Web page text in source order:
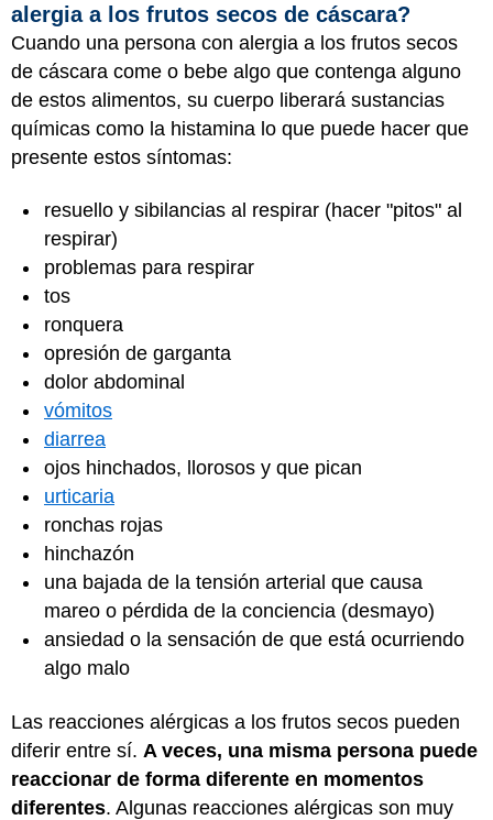
alergia a los frutos secos de cáscara?
Cuando una persona con alergia a los frutos secos
de cáscara come o bebe algo que contenga alguno
de estos alimentos, su cuerpo liberará sustancias
químicas como la histamina lo que puede hacer que
presente estos síntomas:
resuello y sibilancias al respirar (hacer "pitos" al
respirar)
problemas para respirar
tos
ronquera
opresión de garganta
dolor abdominal
vómitos
diarrea
ojos hinchados, llorosos y que pican
urticaria
ronchas rojas
hinchazón
una bajada de la tensión arterial que causa
mareo o pérdida de la conciencia (desmayo)
ansiedad o la sensación de que está ocurriendo
algo malo
Las reacciones alérgicas a los frutos secos pueden
diferir entre sí. A veces, una misma persona puede
reaccionar de forma diferente en momentos
diferentes. Algunas reacciones alérgicas son muy